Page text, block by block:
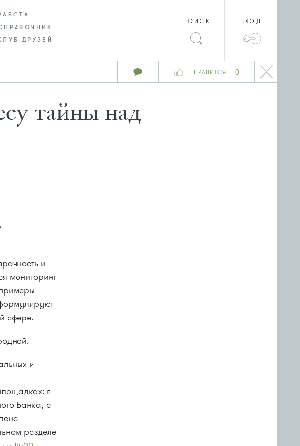
НРАВИТСЯ 0
ДРУЗЕЙ
ПОИСК ВХОД
тайны над
и
мониторинг
сфере.
и
в
Банка, а
разделе